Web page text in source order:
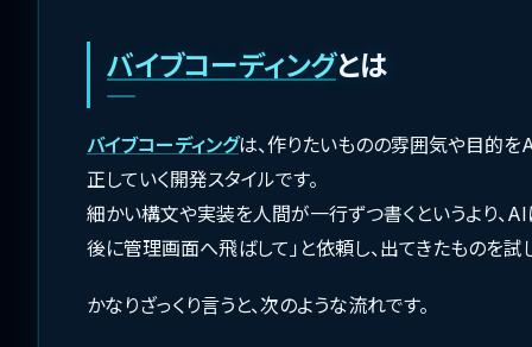
バイブコーディングとは
バイブコーディングは、作りたいものの雰囲気や目的を
正していく開発スタイルです。
細かい構文や実装を人間が一行ずつ書くというより、AI
後に管理画面へ飛ばして」と依頼し、出てきたものを試
かなりざっくり言うと、次のような流れです。